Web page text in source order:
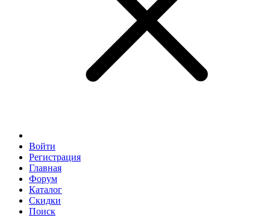
Войти
Регистрация
Главная
Форум
Каталог
Скидки
Поиск